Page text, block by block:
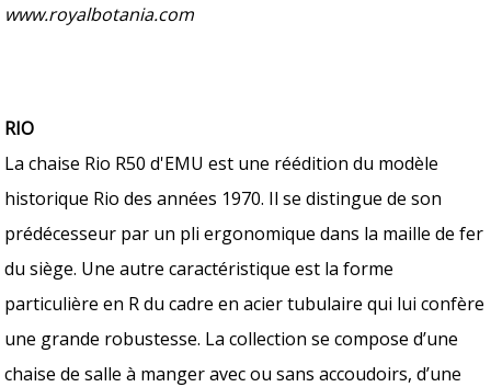
www.royalbotania.com
RIO
La chaise Rio R50 d'EMU est une réédition du modèle
historique Rio des années 1970. Il se distingue de son
prédécesseur par un pli ergonomique dans la maille de fer
du siège. Une autre caractéristique est la forme
particulière en R du cadre en acier tubulaire qui lui confère
une grande robustesse. La collection se compose d’une
chaise de salle à manger avec ou sans accoudoirs, d’une